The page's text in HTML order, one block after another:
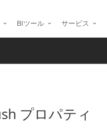
BIツール サービス
プロパティ